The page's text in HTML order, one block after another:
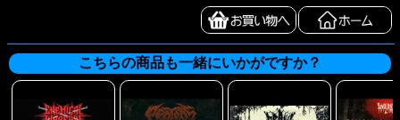
こちらの商品も一緒にいかがですか？